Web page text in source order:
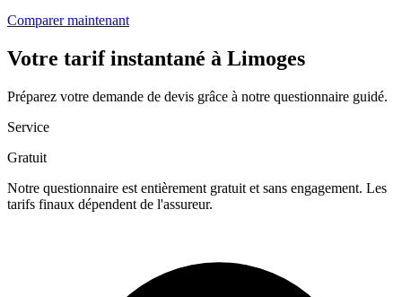
Comparer maintenant
Votre tarif instantané à Limoges
Préparez votre demande de devis grâce à notre questionnaire guidé.
Service
Gratuit
Notre questionnaire est entièrement gratuit et sans engagement. Les
tarifs finaux dépendent de l'assureur.